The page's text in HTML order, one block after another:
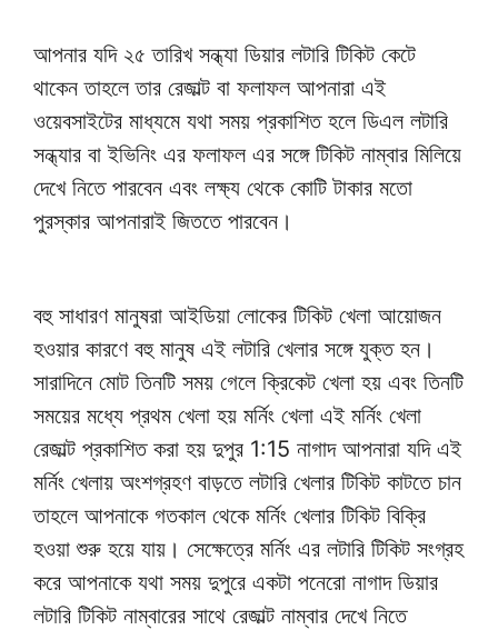
আপনার যদি ২৫ তারিখ সন্ধ্যা ডিয়ার লটারি টিকিট কেটে
থাকেন তাহলে তার রেজাল্ট বা ফলাফল আপনারা এই
ওয়েবসাইটের মাধ্যমে যথা সময় প্রকাশিত হলে ডিএল লটারি
সন্ধ্যার বা ইভিনিং এর ফলাফল এর সঙ্গে টিকিট নাম্বার মিলিয়ে
দেখে নিতে পারবেন এবং লক্ষ্য থেকে কোটি টাকার মতো
পুরস্কার আপনারাই জিততে পারবেন।
বহু সাধারণ মানুষরা আইডিয়া লোকের টিকিট খেলা আয়োজন
হওয়ার কারণে বহু মানুষ এই লটারি খেলার সঙ্গে যুক্ত হন।
সারাদিনে মোট তিনটি সময় গেলে ক্রিকেট খেলা হয় এবং তিনটি
সময়ের মধ্যে প্রথম খেলা হয় মর্নিং খেলা এই মর্নিং খেলা
রেজাল্ট প্রকাশিত করা হয় দুপুর 1:15 নাগাদ আপনারা যদি এই
মর্নিং খেলায় অংশগ্রহণ বাড়তে লটারি খেলার টিকিট কাটতে চান
তাহলে আপনাকে গতকাল থেকে মর্নিং খেলার টিকিট বিক্রি
হওয়া শুরু হয়ে যায়। সেক্ষেত্রে মর্নিং এর লটারি টিকিট সংগ্রহ
করে আপনাকে যথা সময় দুপুরে একটা পনেরো নাগাদ ডিয়ার
লটারি টিকিট নাম্বারের সাথে রেজাল্ট নাম্বার দেখে নিতে